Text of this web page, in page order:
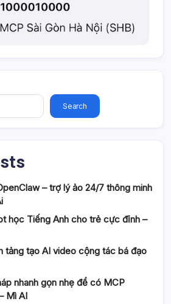
Search
– trợ lý ảo 24/7 thông minh
học Tiếng Anh cho trẻ cực đỉnh –
tảng tạo AI video cộng tác bá đạo
nhanh gọn nhẹ để có MCP
Mì AI